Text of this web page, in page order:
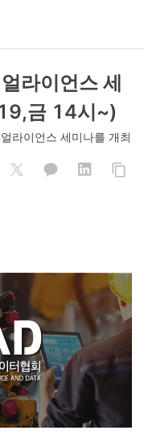
라이언스 세
금 14시~)
라이언스 세미나를 개최